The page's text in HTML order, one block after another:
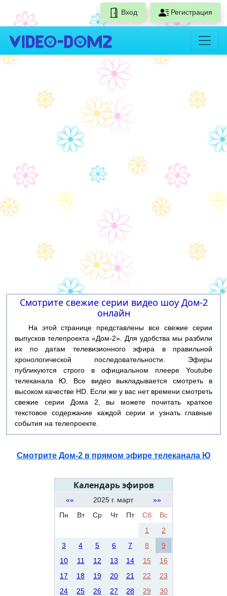
Вход Регистрация
Смотрите свежие серии видео шоу Дом-2
онлайн
На этой странице представлены все свежие серии
выпусков телепроекта «Дом-2». Для удобства мы разбили
их по датам телевизионного эфира в правильной
хронологической последовательности. Эфиры
публикуются строго в официальном плеере Youtube
телеканала Ю. Все видео выкладывается смотреть в
высоком качестве HD. Если же у вас нет времени смотреть
свежие серии Дома 2, вы можете почитать краткое
текстовое содержание каждой серии и узнать главные
события на телепроекте.
Смотрите Дом-2 в прямом эфире телеканала Ю
Календарь эфиров
«« 2025 г. март
»»
Пн
Вт Ср Чт Пт Сб
Вс
1
2
3
4 5 6 7 8
9
10
11 12 13 14 15
16
17
18 19 20 21 22
23
24
25 26 27 28 29
30